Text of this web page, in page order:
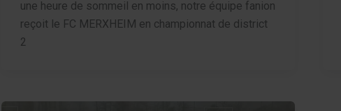
une heure de sommeil en moins, notre équipe fanion
reçoit le FC MERXHEIM en championnat de district
2